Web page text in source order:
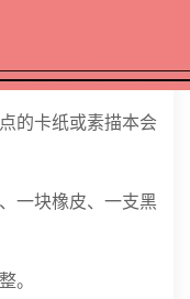
的卡纸或素描本会
一块橡皮、一支黑
。